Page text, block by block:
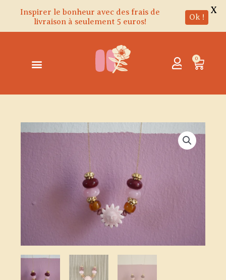
0
Inspirer le bonheur avec des frais de
livraison à seulement 5 euros!
Ok !
X